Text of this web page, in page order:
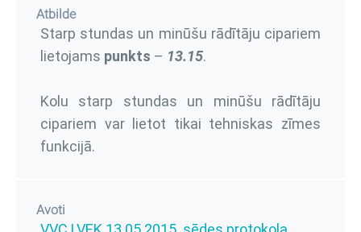
Atbilde
Starp stundas un minūšu rādītāju cipariem
lietojams punkts – 13.15.
Kolu starp stundas un minūšu rādītāju
cipariem var lietot tikai tehniskas zīmes
funkcijā.
Avoti